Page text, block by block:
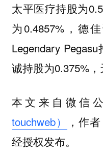
太平医疗持股为
为0.4857%，德
Legendary
诚持股为0.375%，
本文来自微信
touchweb）
，作
经授权发布。